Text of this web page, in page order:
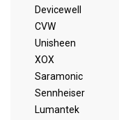
Devicewell
CVW
Unisheen
XOX
Saramonic
Sennheiser
Lumantek